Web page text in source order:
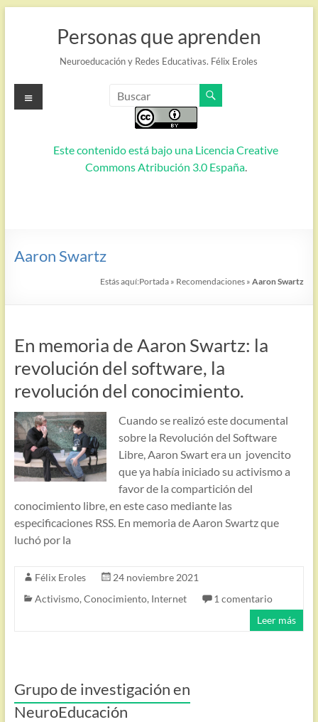
Personas que aprenden
Neuroeducación y Redes Educativas. Félix Eroles
Este contenido está bajo una Licencia Creative
Commons Atribución 3.0 España.
Menú
Aaron Swartz
Estás aquí:Portada » Recomendaciones »Aaron Swartz
En memoria de Aaron Swartz: la
revolución del software, la
revolución del conocimiento.
Cuando se realizó este documental
sobre la Revolución del Software
Libre, Aaron Swart era un jovencito
que ya había iniciado su activismo a
favor de la compartición del
conocimiento libre, en este caso mediante las
especificaciones RSS. En memoria de Aaron Swartz que
luchó por la
Félix Eroles
24 noviembre 2021
Activismo, Conocimiento, Internet
1 comentario
Leer más
Grupo de investigación en
NeuroEducación